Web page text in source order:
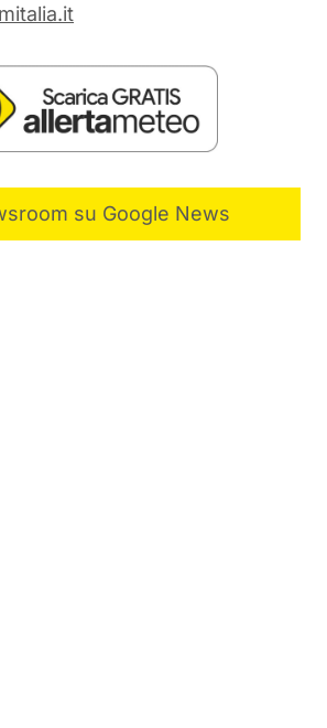
su Google News